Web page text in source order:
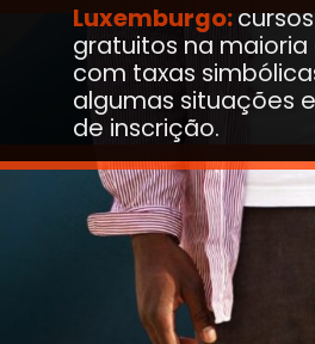
Luxemburgo:
gratuitos na maioria
com taxas
algumas situações
de inscrição.